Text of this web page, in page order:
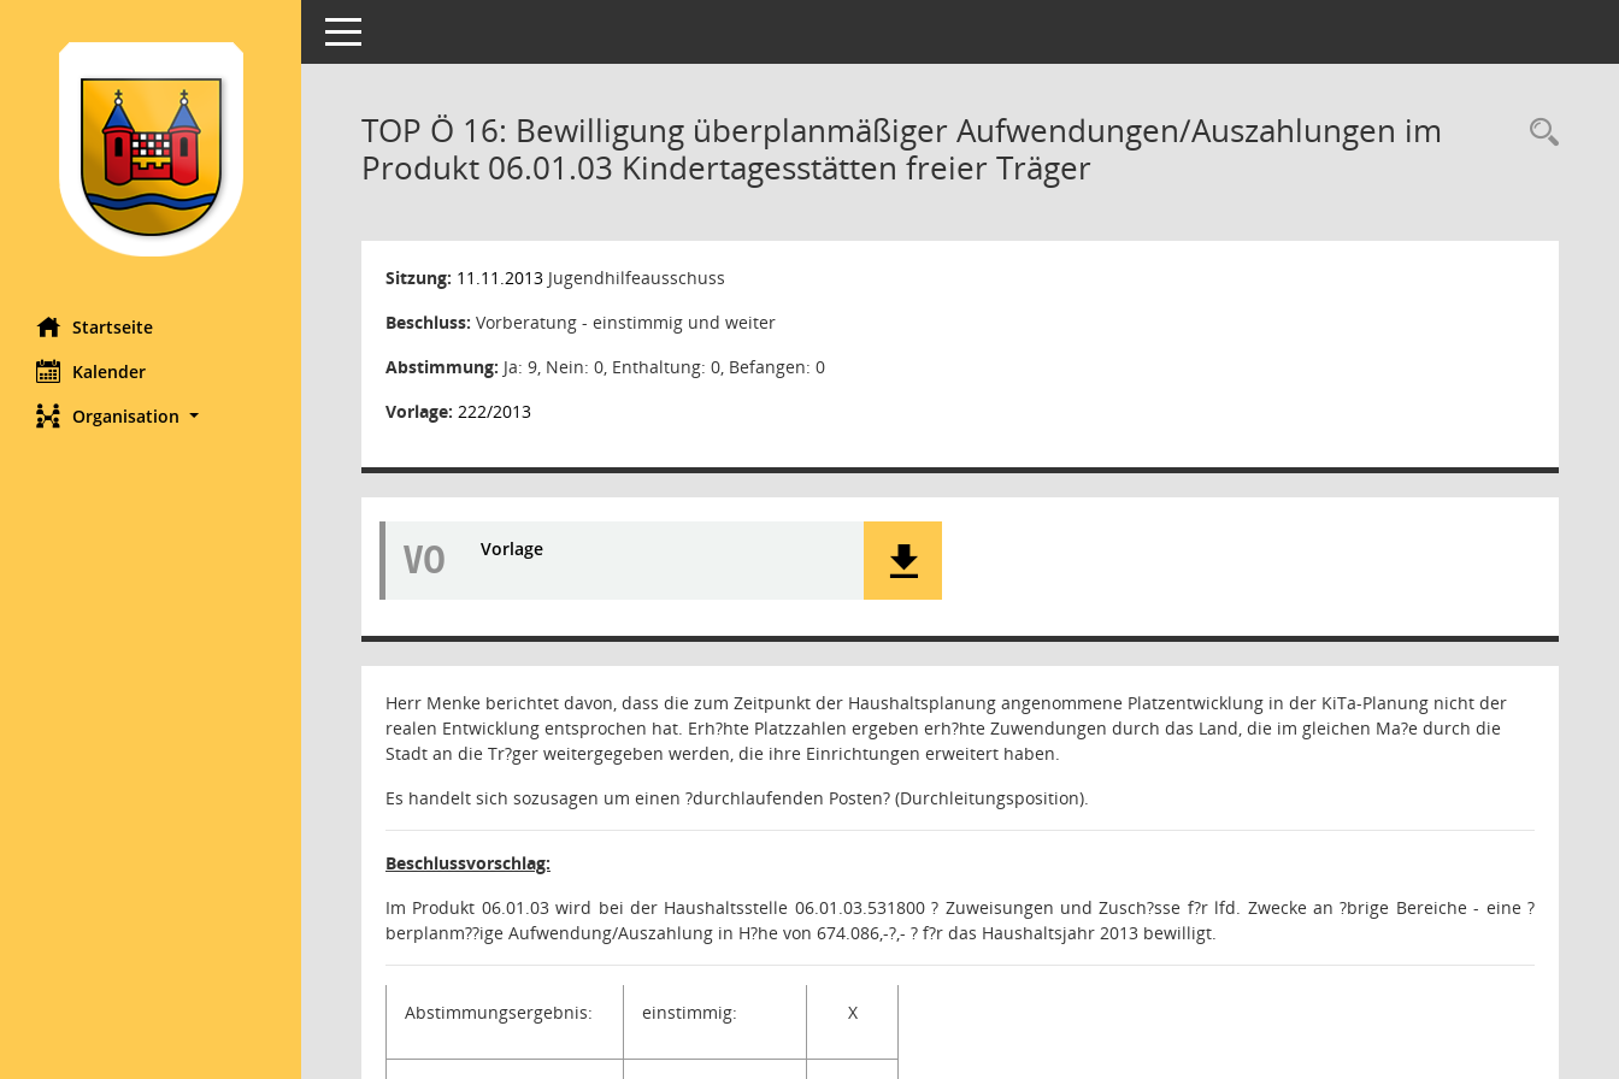
Startseite
Kalender
Organisation
Toggle navigation
TOP Ö 16: Bewilligung überplanmäßiger Aufwendungen/Auszahlungen im
Produkt 06.01.03 Kindertagesstätten freier Träger
Sitzung: 11.11.2013 Jugendhilfeausschuss
Beschluss: Vorberatung - einstimmig und weiter
Abstimmung: Ja: 9, Nein: 0, Enthaltung: 0, Befangen: 0
Vorlage: 222/2013
VO Vorlage
Herr Menke berichtet davon, dass die zum Zeitpunkt der Haushaltsplanung angenommene Platzentwicklung in der KiTa-Planung nicht der
realen Entwicklung entsprochen hat. Erh?hte Platzzahlen ergeben erh?hte Zuwendungen durch das Land, die im gleichen Ma?e durch die
Stadt an die Tr?ger weitergegeben werden, die ihre Einrichtungen erweitert haben.
Es handelt sich sozusagen um einen ?durchlaufenden Posten? (Durchleitungsposition).
Beschlussvorschlag:
Im Produkt 06.01.03 wird bei der Haushaltsstelle 06.01.03.531800 ? Zuweisungen und Zusch?sse f?r lfd. Zwecke an ?brige Bereiche - eine ?
berplanm??ige Aufwendung/Auszahlung in H?he von 674.086,-?,- ? f?r das Haushaltsjahr 2013 bewilligt.
Abstimmungsergebnis: einstimmig: X